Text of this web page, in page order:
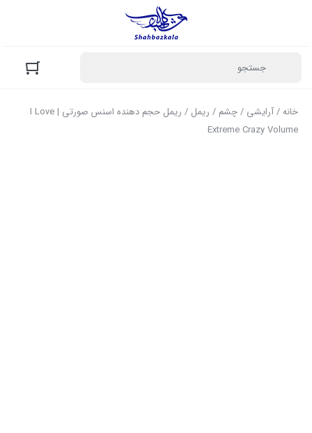
خانه/آرایشی /چشم / ریمل
/ ریمل حجم دهنده اسنس صورتی | I Love
Extreme Crazy Volume